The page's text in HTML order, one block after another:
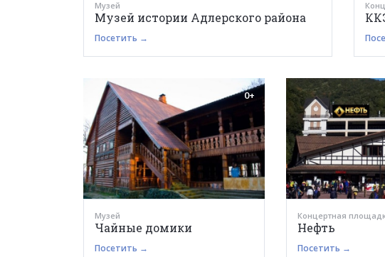
Музей
Музей истории Адлерского района
Посетить →
0+
Музей
Чайные домики
Посетить →
Концертная
Нефть
Посетить →